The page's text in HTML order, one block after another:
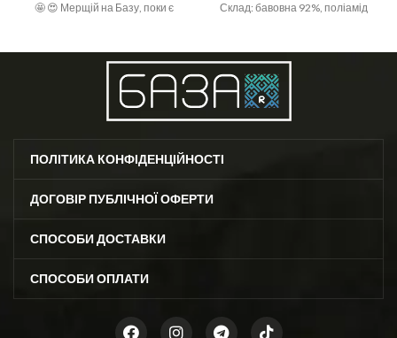
🤩 😍 Мерщій на Базу, поки є
Склад: бавовна 92%, поліамід
ПОЛІТИКА КОНФІДЕНЦІЙНОСТІ
ДОГОВІР ПУБЛІЧНОЇ ОФЕРТИ
СПОСОБИ ДОСТАВКИ
СПОСОБИ ОПЛАТИ